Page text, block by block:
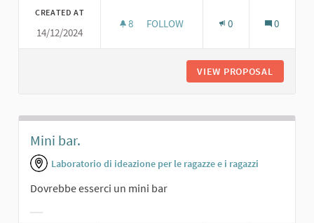
CREATED AT
14/12/2024
8 8 FOLLOWERS
FOLLOW 0 0
VIEW PROPOSAL
Mini bar.
Laboratorio di ideazione per le ragazze e i ragazzi
Dovrebbe esserci un mini bar